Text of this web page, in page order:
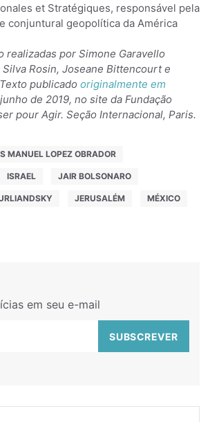
et Stratégiques, responsável pela
conjuntural geopolítica da América
realizadas por Simone Garavello
Silva Rosin, Joseane Bittencourt e
publicado originalmente em
de 2019, no site da Fundação
pour Agir. Seção Internacional, Paris.
MANUEL LOPEZ OBRADOR
ISRAEL JAIR BOLSONARO
JERUSALÉM MÉXICO
em seu e-mail